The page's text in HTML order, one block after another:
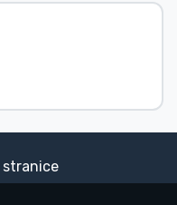
stranice